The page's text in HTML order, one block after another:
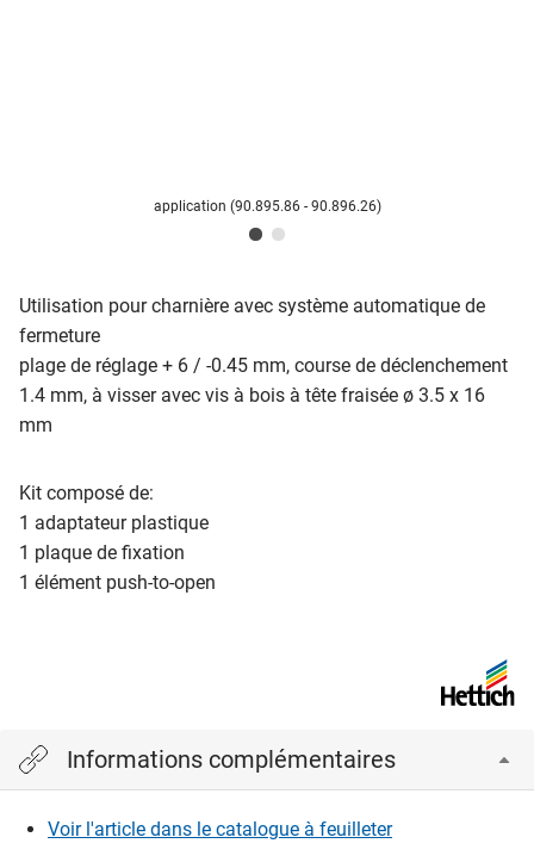
application (90.895.86 - 90.896.26)
Utilisation pour charnière avec système automatique de
fermeture
plage de réglage + 6 / -0.45 mm, course de déclenchement
1.4 mm, à visser avec vis à bois à tête fraisée ø 3.5 x 16
mm
Kit composé de:
1 adaptateur plastique
1 plaque de fixation
1 élément push-to-open
Informations complémentaires
Voir l'article dans le catalogue à feuilleter